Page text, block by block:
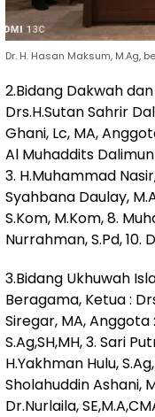
Dr. H. Hasan Maksum, M.Ag,
2.Bidang Dakwah
Drs.H.Sutan Sahrir
Ghani, Lc, MA,
Al Muhaddits
3. H.Muhammad
Syahbana Daulay,
S.Kom, M.Kom, 8.
Nurrahman, S.Pd,
3.Bidang Ukhuwah
Beragama, Ketua :
Siregar, MA, Anggota
S.Ag,SH,MH, 3. Sari
H.Yakhman Hulu,
Sholahuddin Ashani,
Dr.Nurlaila,